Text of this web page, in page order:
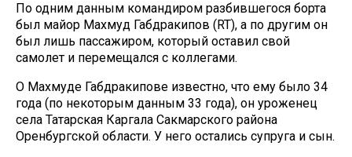
По одним данным командиром разбившегося борта
был майор Махмуд Габдракипов (RT), а по другим он
был лишь пассажиром, который оставил свой
самолет и перемещался с коллегами.
О Махмуде Габдракипове известно, что ему было 34
года (по некоторым данным 33 года), он уроженец
села Татарская Каргала Cакмарского района
Оренбургской области. У него остались супруга и сын.